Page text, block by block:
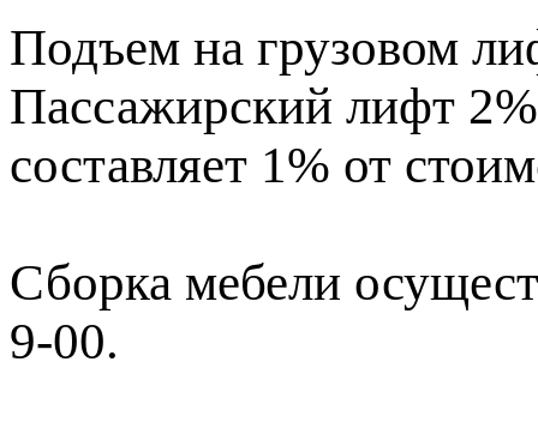
Подъем на грузовом
Пассажирский лифт
составляет 1% от
Сборка мебели
9-00.